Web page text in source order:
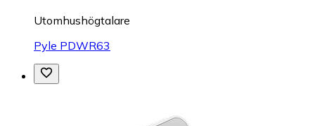
Utomhushögtalare
Pyle PDWR63